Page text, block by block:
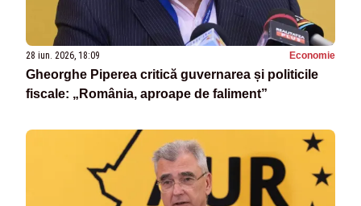
28 iun. 2026, 18:09 Economie
Gheorghe Piperea critică guvernarea și politicile
fiscale: „România, aproape de faliment”